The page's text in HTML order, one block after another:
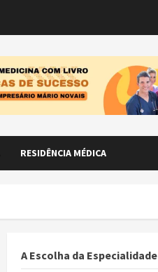
RESIDÊNCIA MÉDICA
A Escolha da Especialidade